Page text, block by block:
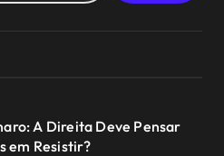
A Direita Deve Pensar
em Resistir?